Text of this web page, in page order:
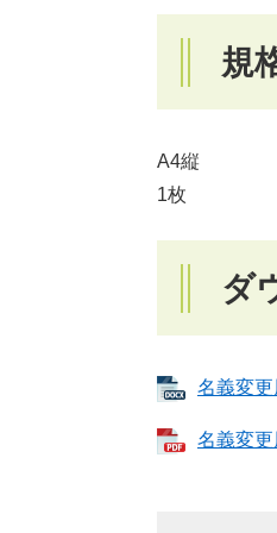
規
A4縦
1枚
ダ
名義変
名義変